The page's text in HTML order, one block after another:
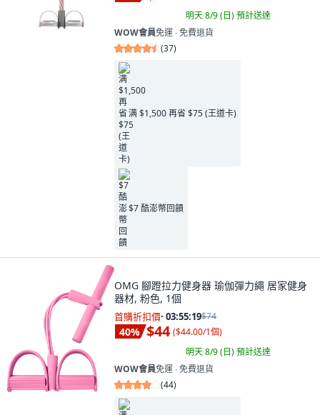
明天 8/9 (日)預計送達
WOW會員免運 ∙ 免費退貨
(37)
满 $1,500 再省 $75 (王道卡)
$7 酷澎幣回饋
OMG 腳蹬拉力健身器 瑜伽彈力繩 居家健身
器材, 粉色, 1個
首購折扣價· 03:55:18$74
40% $44 ($44.00/1個)
明天 8/9 (日)預計送達
WOW會員免運 ∙ 免費退貨
(44)